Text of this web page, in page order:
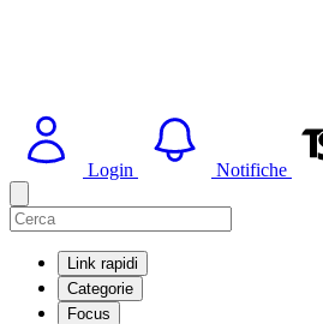
Login Notifiche
Link rapidi
Categorie
Focus